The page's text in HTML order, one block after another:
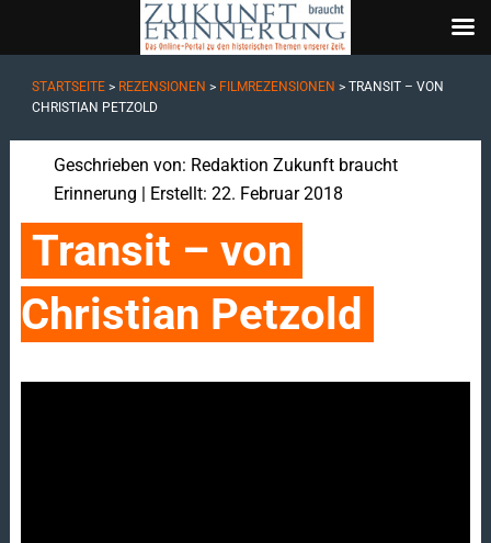
STARTSEITE> REZENSIONEN > FILMREZENSIONEN > TRANSIT – VON
CHRISTIAN PETZOLD
Geschrieben von: Redaktion Zukunft braucht
Erinnerung | Erstellt: 22. Februar 2018
Transit – von
Christian Petzold